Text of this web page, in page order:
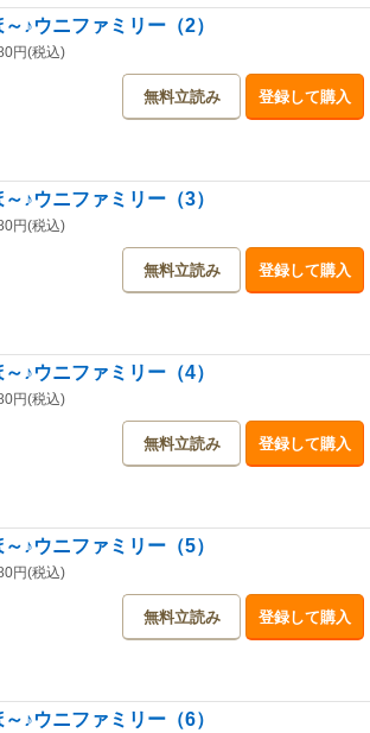
♪ウニファミリー（2）
円(税込)
無料立読み 登録して購入
♪ウニファミリー（3）
円(税込)
無料立読み 登録して購入
♪ウニファミリー（4）
円(税込)
無料立読み 登録して購入
♪ウニファミリー（5）
円(税込)
無料立読み 登録して購入
♪ウニファミリー（6）